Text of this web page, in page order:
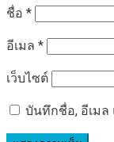
ชื่อ *
อีเมล *
เว็บไซต์
บันทึกชื่อ, อีเมล